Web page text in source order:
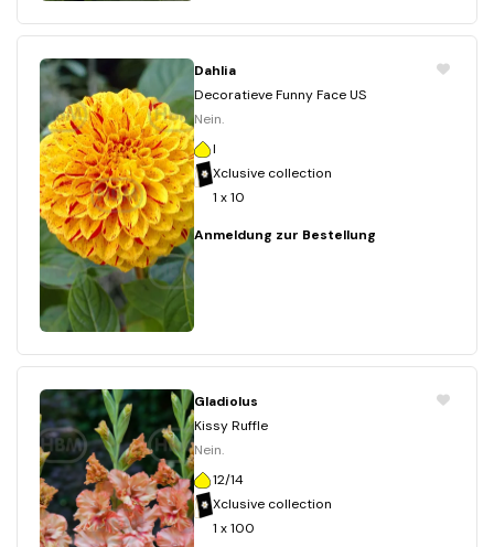
Dahlia
Decoratieve Funny Face US
Nein.
I
Xclusive collection
1 x 10
Anmeldung zur Bestellung
Gladiolus
Kissy Ruffle
Nein.
12/14
Xclusive collection
1 x 100